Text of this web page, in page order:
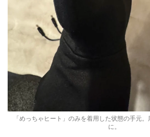
「めっちゃヒート」のみを着用した状態の手元
に。